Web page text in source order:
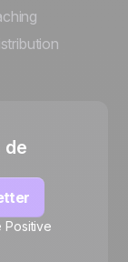
de
Positive